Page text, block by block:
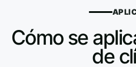
Cómo se
de